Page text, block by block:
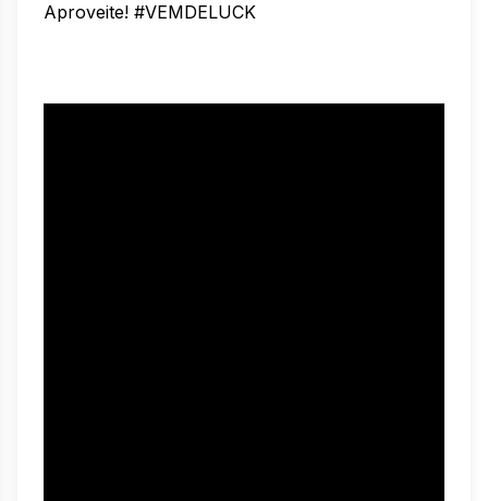
Aproveite! #VEMDELUCK